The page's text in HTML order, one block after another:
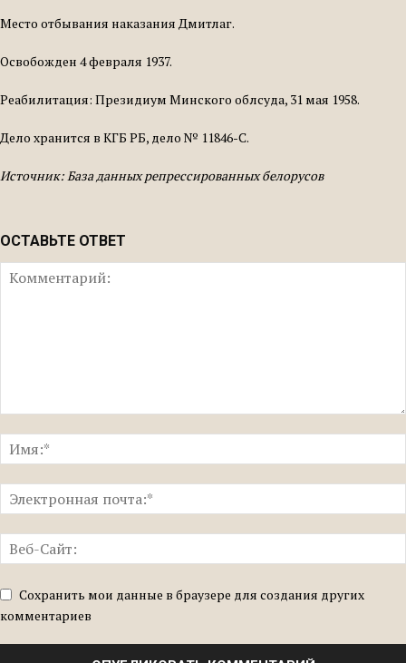
Место отбывания наказания Дмитлаг.
Освобожден 4 февраля 1937.
Реабилитация: Президиум Минского облсуда, 31 мая 1958.
Дело хранится в КГБ РБ, дело № 11846-С.
Источник: База данных репрессированных белорусов
ОСТАВЬТЕ ОТВЕТ
Сохранить мои данные в браузере для создания других
комментариев